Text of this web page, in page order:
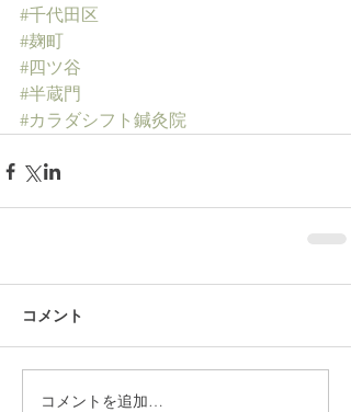
#千代田区
#麹町
#四ツ谷
#半蔵門
#カラダシフト鍼灸院
コメント
コメントを追加…